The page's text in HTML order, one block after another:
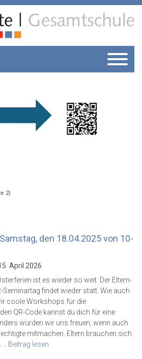
2)
den 18.04.2025 von 10-
April 2026
ist es wieder so weit: Der Eltern-
findet wieder statt. Wie auch
coole Workshops für die
QR-Code kannst du dich für eine
würden wir uns freuen, wenn auch
mitmachen. Eltern brauchen sich
… Beitrag lesen